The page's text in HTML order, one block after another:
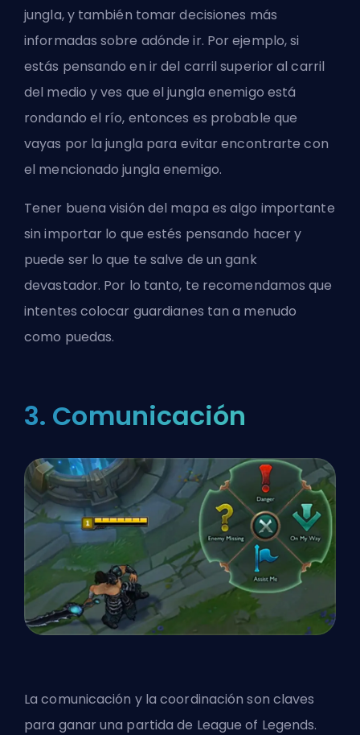
jungla, y también tomar decisiones más
informadas sobre adónde ir. Por ejemplo, si
estás pensando en ir del carril superior al carril
del medio y ves que el jungla enemigo está
rondando el río, entonces es probable que
vayas por la jungla para evitar encontrarte con
el mencionado jungla enemigo.
Tener buena visión del mapa es algo importante
sin importar lo que estés pensando hacer y
puede ser lo que te salve de un gank
devastador. Por lo tanto, te recomendamos que
intentes colocar guardianes tan a menudo
como puedas.
3. Comunicación
La comunicación y la coordinación son claves
para ganar una partida de League of Legends.